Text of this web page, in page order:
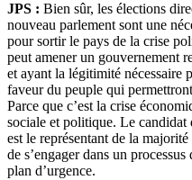
JPS : Bien sûr, les élections
nouveau parlement sont une
pour sortir le pays de la crise
peut amener un gouvernement
et ayant la légitimité nécessaire
faveur du peuple qui
Parce que c’est la crise
sociale et politique. Le candidat
est le représentant de la
de s’engager dans un
plan d’urgence.